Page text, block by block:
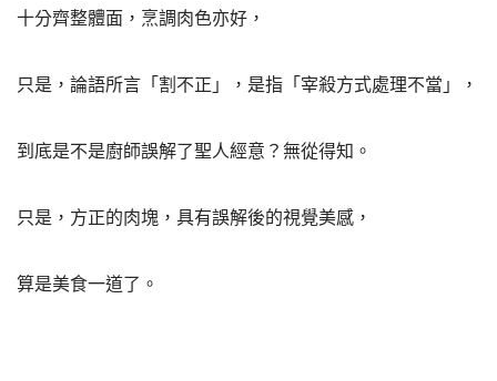
十分齊整體面，烹調肉色亦好，
只是，論語所言「割不正」，是指「宰殺方式處理不當」，
到底是不是廚師誤解了聖人經意？無從得知。
只是，方正的肉塊，具有誤解後的視覺美感，
算是美食一道了。